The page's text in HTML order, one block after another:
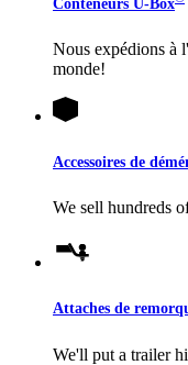
Conteneurs U-Box
Nous expédions à
monde!
Accessoires de
We sell hundreds
Attaches de
We'll put a trailer